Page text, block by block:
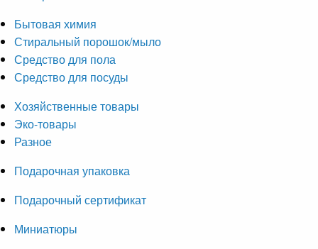
Бытовая химия
Стиральный порошок/мыло
Средство для пола
Средство для посуды
Хозяйственные товары
Эко-товары
Разное
Подарочная упаковка
Подарочный сертификат
Миниатюры